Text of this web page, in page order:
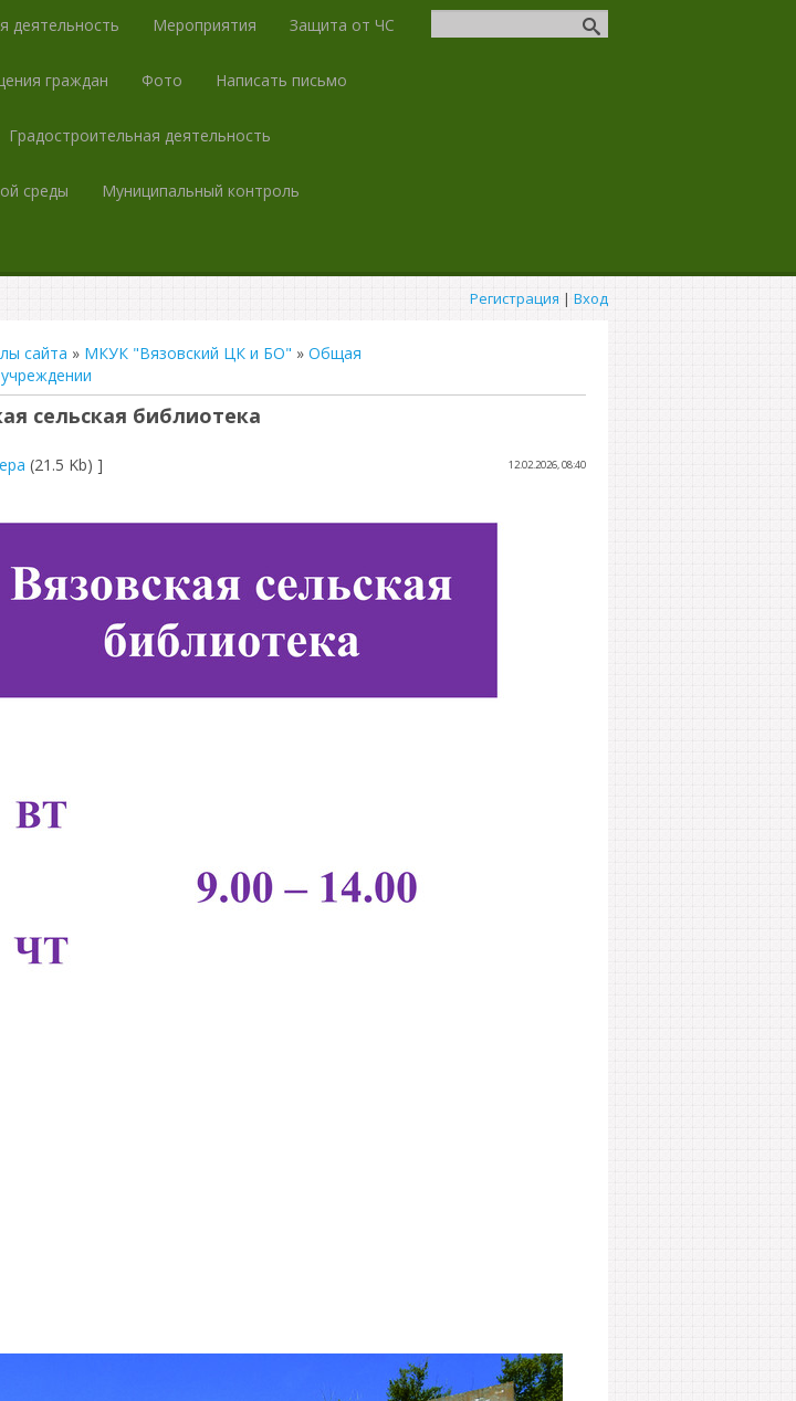
деятельность Мероприятия Защита от ЧС
граждан Фото Написать письмо
Градостроительная деятельность
среды Муниципальный контроль
Регистрация | Вход
сайта » МКУК "Вязовский ЦК и БО" » Общая
сельская библиотека
(21.5 Kb) ] 12.02.2026, 08:40